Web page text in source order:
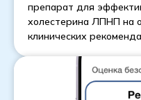
препарат для
холестерина ЛПНП на
клинических